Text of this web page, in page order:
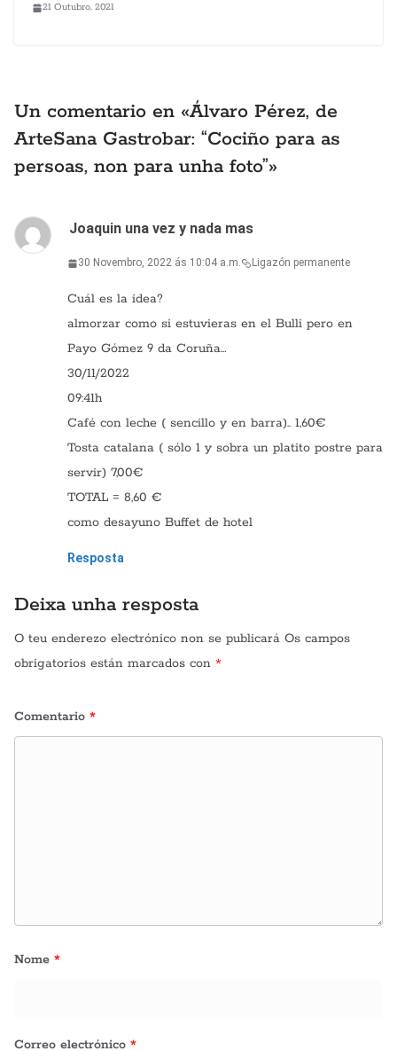
21 Outubro, 2021
Un comentario en «Álvaro Pérez, de
ArteSana Gastrobar: “Cociño para as
persoas, non para unha foto”»
Joaquin una vez y nada mas
30 Novembro, 2022 ás 10:04 a.m. Ligazón permanente
Cuál es la idea?
almorzar como si estuvieras en el Bulli pero en
Payo Gómez 9 da Coruña…
30/11/2022
09:41h
Café con leche ( sencillo y en barra).. 1,60€
Tosta catalana ( sólo 1 y sobra un platito postre para
servir) 7,00€
TOTAL = 8,60 €
como desayuno Buffet de hotel
Resposta
Deixa unha resposta
O teu enderezo electrónico non se publicará Os campos
obrigatorios están marcados con *
Comentario *
Nome *
Correo electrónico *